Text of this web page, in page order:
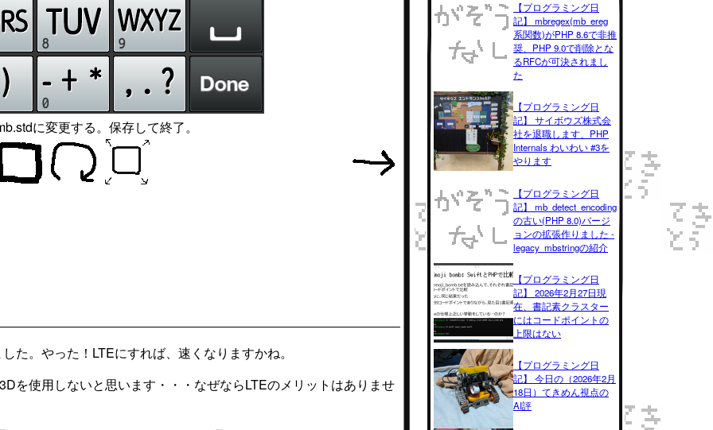
に変更する。保存して終了。
た。やった！LTEにすれば、速くなりますかね。
を使用しないと思います・・・なぜならLTEのメリットはありませ
【プログラミング日
記】 mbregex(mb_ereg
系関数)がPHP 8.6で非推
奨、PHP 9.0で削除とな
るRFCが可決されまし
た
【プログラミング日
記】 サイボウズ株式会
社を退職します、PHP
Internals わいわい #3を
やります
【プログラミング日
記】 mb_detect_encoding
の古い(PHP 8.0)バージ
ョンの拡張作りました -
legacy_mbstringの紹介
【プログラミング日
記】 2026年2月27日現
在、書記素クラスター
にはコードポイントの
上限はない
【プログラミング日
記】 今日の（2026年2月
18日）てきめん視点の
AI評